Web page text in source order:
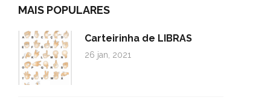
MAIS POPULARES
Carteirinha de LIBRAS
26 jan, 2021